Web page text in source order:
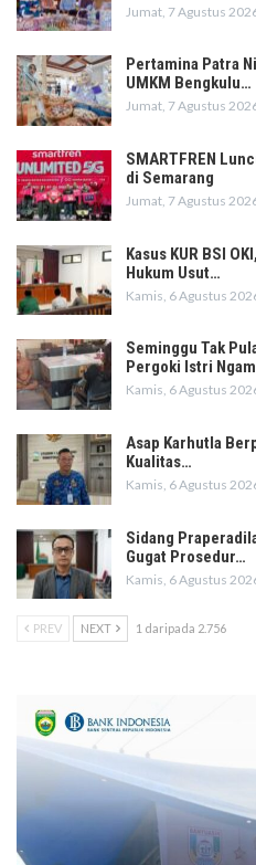
Jumat, 7 Agustus
Pertamina Patra
UMKM Bengkulu…
Jumat, 7 Agustus
SMARTFREN
di Semarang
Jumat, 7 Agustus
Kasus KUR BSI
Hukum Usut…
Kamis, 6 Agustus
Seminggu Tak
Pergoki Istri
Kamis, 6 Agustus
Asap Karhutla
Kualitas…
Kamis, 6 Agustus
Sidang
Gugat Prosedur…
Kamis, 6 Agustus
PREV NEXT 1 daripada 2.756